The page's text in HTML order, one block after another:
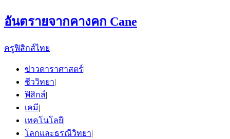
อันตรายจากคางคก Cane
ครูฟิสิกส์ไทย
ข่าวดาราศาสตร์|
ชีววิทยา|
ฟิสิกส์|
เคมี|
เทคโนโลยี|
โลกและธรณีวิทยา|